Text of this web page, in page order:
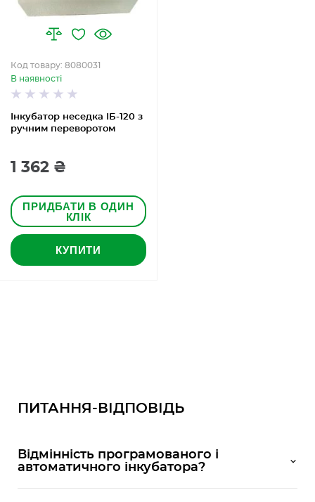
Інкубатор неседка ІБ-120 з
ручним переворотом
Код товару: 8080031
В наявності
1 362 ₴
ПРИДБАТИ В ОДИН
КЛІК
КУПИТИ
ПИТАННЯ-ВІДПОВІДЬ
Відмінність програмованого і
автоматичного інкубатора?